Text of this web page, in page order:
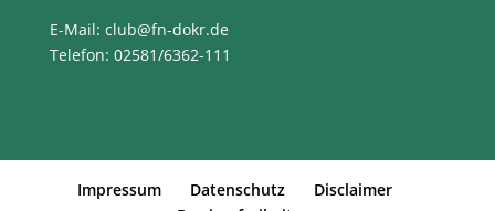
E-Mail: club@fn-dokr.de
Telefon: 02581/6362-111
Impressum Datenschutz
Disclaimer